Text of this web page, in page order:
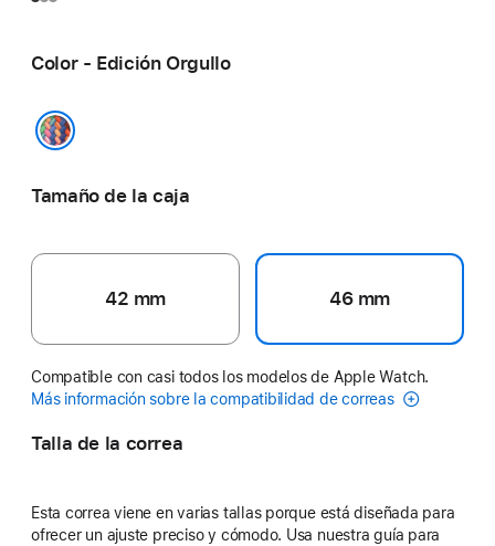
Color - Edición Orgullo
Tamaño de la caja
42 mm 46 mm
Compatible con casi todos los modelos de Apple Watch.
Más información sobre la compatibilidad de correas
Talla de la correa
Esta correa viene en varias tallas porque está diseñada para
ofrecer un ajuste preciso y cómodo. Usa nuestra guía para